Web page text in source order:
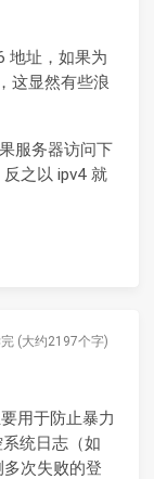
地址，如果为
这显然有些浪
服务器访问下
之以 ipv4 就
(大约2197个字)
用于防止暴力
统日志（如
次失败的登